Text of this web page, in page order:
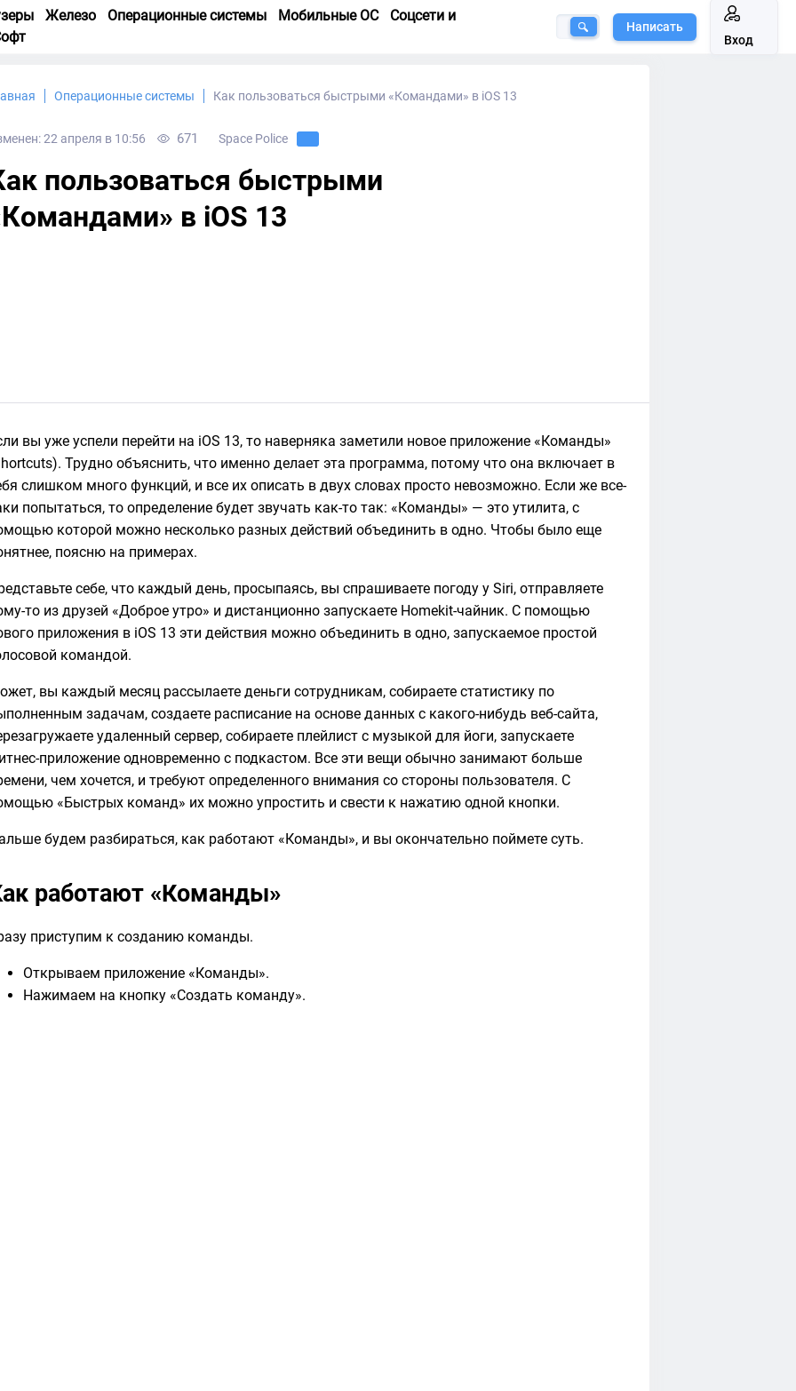
Железо Операционные системы Мобильные ОС
Соцсети и
Написать
Вход
Операционные системы Как пользоваться быстрыми «Командами» в iOS 13
22 апреля в 10:56 671 Space Police
пользоваться быстрыми
в iOS 13
вы уже успели перейти на iOS 13, то наверняка заметили новое приложение «Команды»
Трудно объяснить, что именно делает эта программа, потому что она включает в
слишком много функций, и все их описать в двух словах просто невозможно. Если же все-
попытаться, то определение будет звучать как-то так: «Команды» — это утилита, с
которой можно несколько разных действий объединить в одно. Чтобы было еще
поясню на примерах.
себе, что каждый день, просыпаясь, вы спрашиваете погоду у Siri, отправляете
то из друзей «Доброе утро» и дистанционно запускаете Homekit-чайник. С помощью
приложения в iOS 13 эти действия можно объединить в одно, запускаемое простой
командой.
вы каждый месяц рассылаете деньги сотрудникам, собираете статистику по
задачам, создаете расписание на основе данных с какого-нибудь веб-сайта,
удаленный сервер, собираете плейлист с музыкой для йоги, запускаете
приложение одновременно с подкастом. Все эти вещи обычно занимают больше
чем хочется, и требуют определенного внимания со стороны пользователя. С
«Быстрых команд» их можно упростить и свести к нажатию одной кнопки.
будем разбираться, как работают «Команды», и вы окончательно поймете суть.
работают «Команды»
приступим к созданию команды.
Открываем приложение «Команды».
Нажимаем на кнопку «Создать команду».